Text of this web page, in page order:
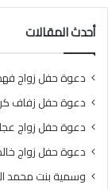
أحدث المقالات
دعوة حفل زواج
دعوة حفل زفاف
دعوة حفل زواج
دعوة حفل زواج
وسمية بنت محمد